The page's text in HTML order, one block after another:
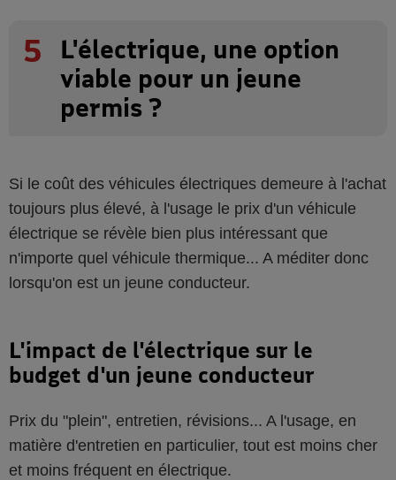
5
L'électrique, une option
viable pour un jeune
permis ?
Si le coût des véhicules électriques demeure à l'achat
toujours plus élevé, à l'usage le prix d'un véhicule
électrique se révèle bien plus intéressant que
n'importe quel véhicule thermique... A méditer donc
lorsqu'on est un jeune conducteur.
L'impact de l'électrique sur le
budget d'un jeune conducteur
Prix du "plein", entretien, révisions... A l'usage, en
matière d'entretien en particulier, tout est moins cher
et moins fréquent en électrique.